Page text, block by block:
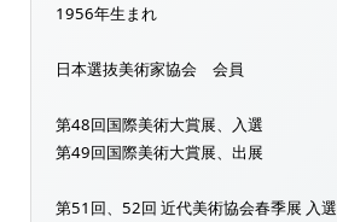
1956年生まれ
日本選抜美術家協会 会員
第48回国際美術大賞展、入選
第49回国際美術大賞展、出展
第51回、52回 近代美術協会春季展 入選